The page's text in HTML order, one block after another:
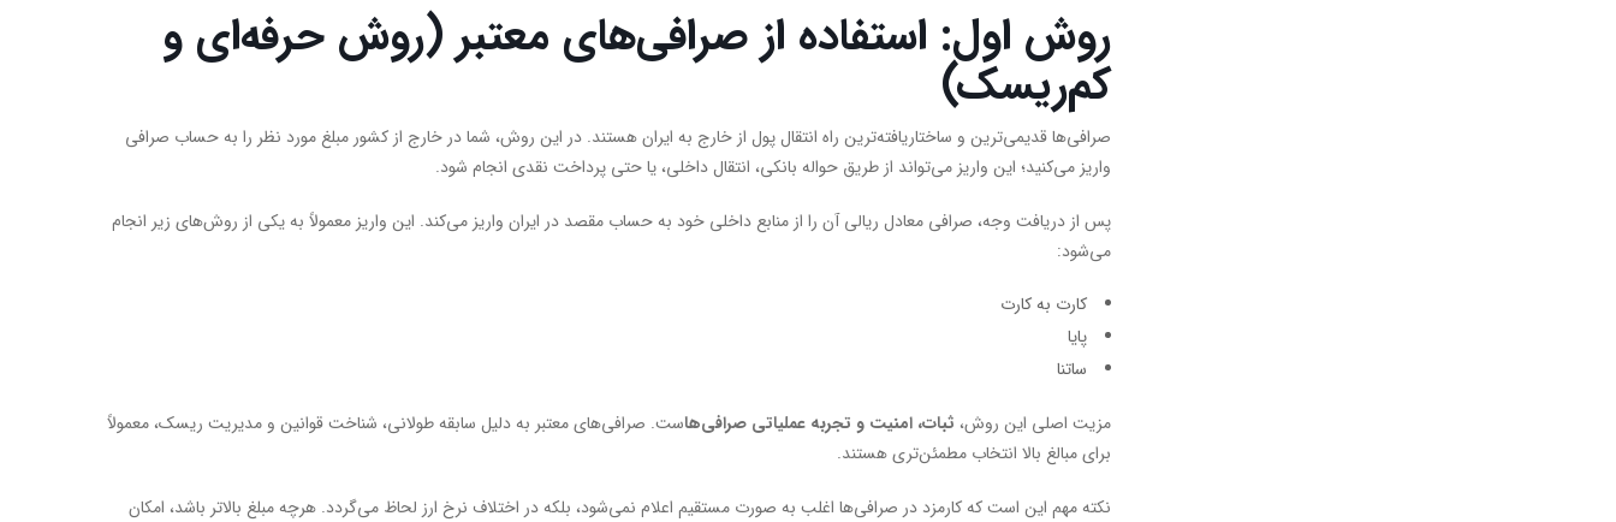
روش اول: استفاده از صرافی‌های معتبر (روش حرفه‌ای و
کم‌ریسک)
صرافی‌ها قدیمی‌ترین و ساختاریافته‌ترین راه انتقال پول از خارج به ایران هستند. در این روش، شما در خارج از کشور مبلغ مورد نظر را به حساب صرافی
واریز می‌کنید؛ این واریز می‌تواند از طریق حواله بانکی، انتقال داخلی، یا حتی پرداخت نقدی انجام شود.
پس از دریافت وجه، صرافی معادل ریالی آن را از منابع داخلی خود به حساب مقصد در ایران واریز می‌کند. این واریز معمولاً به یکی از روش‌های زیر انجام
می‌شود:
کارت به کارت
پایا
ساتنا
مزیت اصلی این روش، ثبات، امنیت و تجربه عملیاتی صرافی‌هاست. صرافی‌های معتبر به دلیل سابقه طولانی، شناخت قوانین و مدیریت ریسک، معمولاً
برای مبالغ بالا انتخاب مطمئن‌تری هستند.
نکته مهم این است که کارمزد در صرافی‌ها اغلب به صورت مستقیم اعلام نمی‌شود، بلکه در اختلاف نرخ ارز لحاظ می‌گردد. هرچه مبلغ بالاتر باشد، امکان